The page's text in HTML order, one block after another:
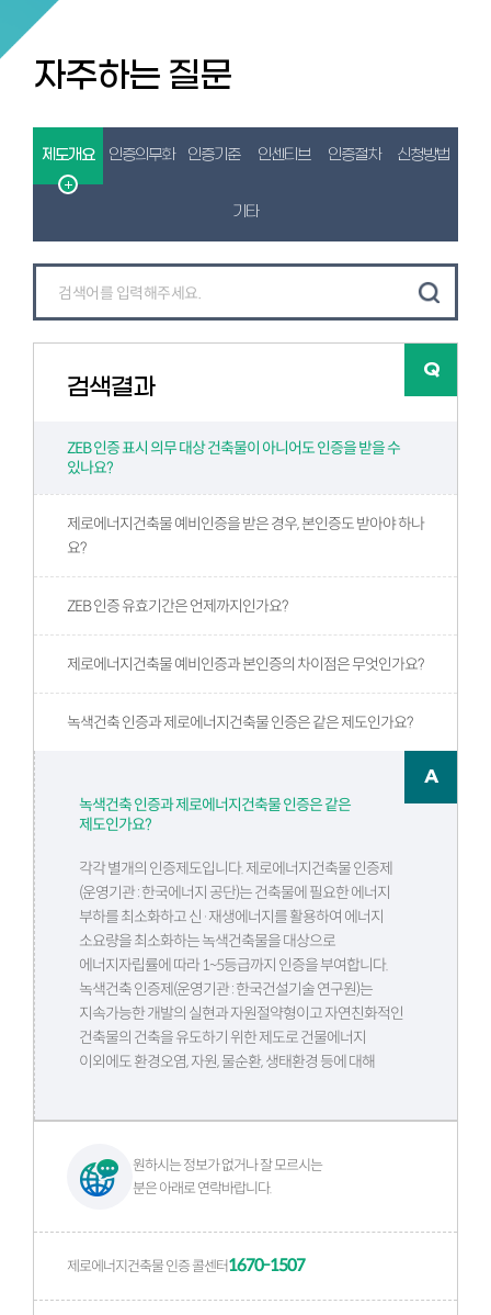
자주하는 질문
제도개요 인증의무화 인증기준 인센티브 인증절차 신청방법
기타
검색결과
ZEB 인증 표시 의무 대상 건축물이 아니어도 인증을 받을 수
있나요?
제로에너지건축물 예비인증을 받은 경우, 본인증도 받아야 하나
요?
ZEB 인증 유효기간은 언제까지인가요?
제로에너지건축물 예비인증과 본인증의 차이점은 무엇인가요?
녹색건축 인증과 제로에너지건축물 인증은 같은 제도인가요?
도 하나요?
제로에너지건축물 인증제와 관련된 법적근거는 무엇인가요?
제로에너지건축물은 에너지소비가 '0'인 건축물인가요?
제로에너지건축물 인증제와 종전의 건물에너지 관련 제도의 차
이점은 무엇인가요?
제로에너지건축물 인증 관련기관은 어디인가요?
제로에너지건축물 인증제 소관부처는 어디인가요?
제로에너지건축물 인증제란?
녹색건축 인증과 제로에너지건축물 인증은 같은
제도인가요?
각각 별개의 인증제도입니다. 제로에너지건축물 인증제
(운영기관 : 한국에너지 공단)는 건축물에 필요한 에너지
부하를 최소화하고 신·재생에너지를 활용하여 에너지
소요량을 최소화하는 녹색건축물을 대상으로
에너지자립률에 따라 1~5등급까지 인증을 부여합니다.
녹색건축 인증제(운영기관 : 한국건설기술 연구원)는
지속가능한 개발의 실현과 자원절약형이고 자연친화적인
건축물의 건축을 유도하기 위한 제도로 건물에너지
이외에도 환경오염, 자원, 물순환, 생태환경 등에 대해
원하시는 정보가 없거나 잘 모르시는
분은 아래로 연락바랍니다.
제로에너지건축물 인증 콜센터1670-1507